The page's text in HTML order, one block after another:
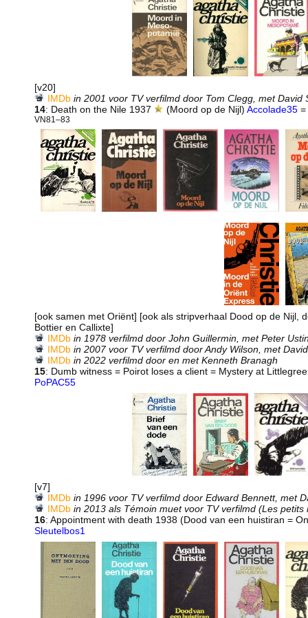
[v20]
IMDb in 2001 voor TV verfilmd door Tom Clegg, met David
14: Death on the Nile 1937 (Moord op de Nijl)Accolade35
VN81–83
[ook samen met Oriënt] [ook als stripverhaal Dood op de Nijl,
Bottier en Callixte]
IMDb in 1978 verfilmd door John Guillermin, met Peter
IMDb in 2007 voor TV verfilmd door Andy Wilson, met
IMDb in 2022 verfilmd door en met Kenneth Branagh
15: Dumb witness = Poirot loses a client = Mystery at
PoPAC55
[v7]
IMDb in 1996 voor TV verfilmd door Edward Bennett, met
IMDb in 2013 als Témoin muet voor TV verfilmd (Les
16: Appointment with death 1938 (Dood van een huistiran =
Sleutelbos1